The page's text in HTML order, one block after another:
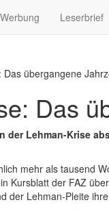
Werbung Leserbrief
Das übergangene
Das
der Lehman-Krise
mehr als tausend
Kursblatt der FAZ
der Lehman-Pleite